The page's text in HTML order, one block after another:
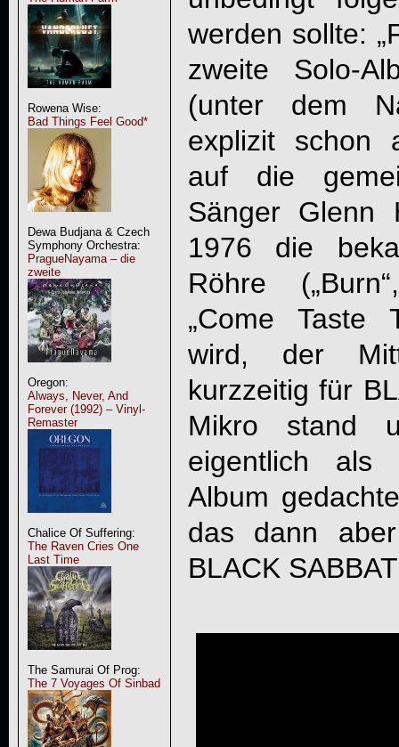
Rowena Wise:
Bad Things Feel Good*
Dewa Budjana & Czech
Symphony Orchestra:
PragueNayama – die
zweite
Oregon:
Always, Never, And
Forever (1992) – Vinyl-
Remaster
Chalice Of Suffering:
The Raven Cries One
Last Time
The Samurai Of Prog:
The 7 Voyages Of Sinbad
werden sollte:
zweite Solo-
(unter dem
explizit schon
auf die
Sänger Glenn
1976 die
Röhre
„Come Taste
wird, der
kurzzeitig für
Mikro stand
eigentlich als
Album
das dann
BLACK